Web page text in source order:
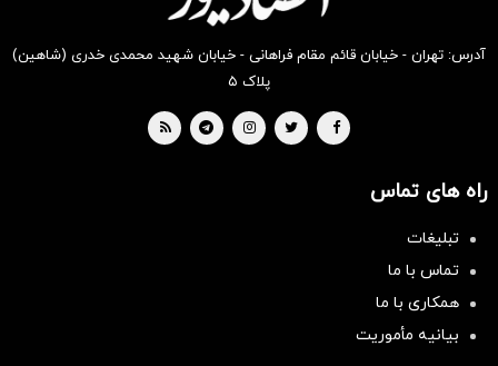
آدرس: تهران - خیابان قائم مقام فراهانی - خیابان شهید محمدی خدری (شاهین)
پلاک ۵
راه های تماس
تبلیغات
تماس با ما
همکاری با ما
بیانیه مأموریت